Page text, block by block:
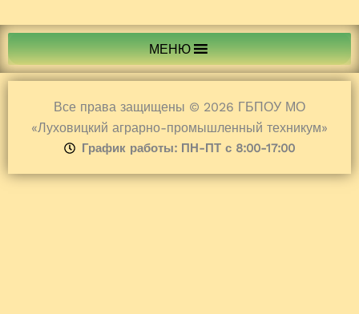
МЕНЮ
Все права защищены © 2026 ГБПОУ МО
«Луховицкий аграрно-промышленный техникум»
График работы: ПН-ПТ с 8:00-17:00